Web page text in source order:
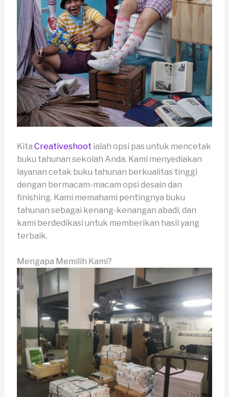
Kita Creativeshoot ialah opsi pas untuk mencetak
buku tahunan sekolah Anda. Kami menyediakan
layanan cetak buku tahunan berkualitas tinggi
dengan bermacam-macam opsi desain dan
finishing. Kami memahami pentingnya buku
tahunan sebagai kenang-kenangan abadi, dan
kami berdedikasi untuk memberikan hasil yang
terbaik.
Mengapa Memilih Kami?